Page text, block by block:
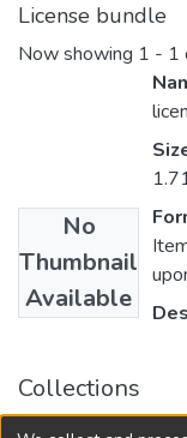
License bundle
Now showing 1 - 1
No
Thumbnail
Available
Collections
Кваліфікаційні